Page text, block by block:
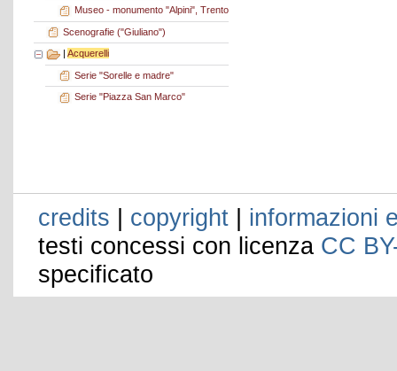
Museo - monumento "Alpini", Trento
Scenografie ("Giuliano")
Acquerelli
Serie "Sorelle e madre"
Serie "Piazza San Marco"
credits | copyright | informazioni
testi concessi con licenza CC
specificato